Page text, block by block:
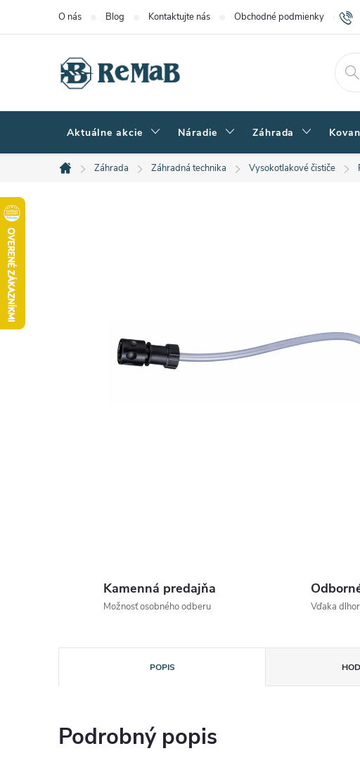
O nás Blog Kontaktujte nás Obchodné podmienky
Aktuálne akcie Náradie Záhrada
Domov
Záhrada Záhradná technika Vysokotlakové čističe
Kamenná predajňa
Možnosť osobného odberu Vďaka
POPIS
Podrobný popis